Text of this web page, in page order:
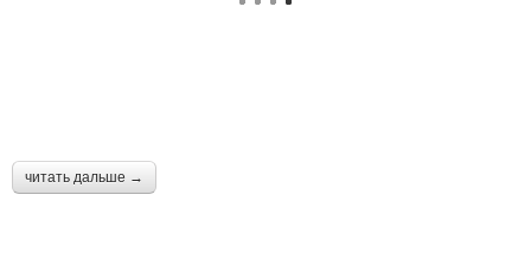
читать дальше →